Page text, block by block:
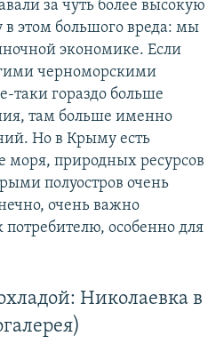
за чуть более высокую
в этом большого вреда: мы
экономике. Если
черноморскими
таки гораздо больше
там больше именно
Но в Крыму есть
моря, природных ресурсов
полуостров очень
очень важно
потребителю, особенно для
Николаевка в